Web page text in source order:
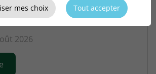
- 73
Fonctionnaire
Publique Territoriale
2026
mes choix Tout accepter